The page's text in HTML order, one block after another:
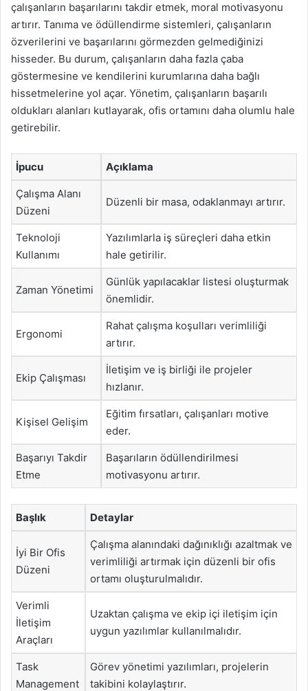
çalışanların başarılarını takdir etmek, moral motivasyonu
artırır. Tanıma ve ödüllendirme sistemleri, çalışanların
özverilerini ve başarılarını görmezden gelmediğinizi
hisseder. Bu durum, çalışanların daha fazla çaba
göstermesine ve kendilerini kurumlarına daha bağlı
hissetmelerine yol açar. Yönetim, çalışanların başarılı
oldukları alanları kutlayarak, ofis ortamını daha olumlu hale
getirebilir.
İpucu Açıklama
Çalışma Alanı
Düzeni
Düzenli bir masa, odaklanmayı artırır.
Teknoloji
Kullanımı
Yazılımlarla iş süreçleri daha etkin
hale getirilir.
Zaman Yönetimi
Günlük yapılacaklar listesi oluşturmak
önemlidir.
Ergonomi
Rahat çalışma koşulları verimliliği
artırır.
Ekip Çalışması
İletişim ve iş birliği ile projeler
hızlanır.
Kişisel Gelişim
Eğitim fırsatları, çalışanları motive
eder.
Başarıyı Takdir
Etme
Başarıların ödüllendirilmesi
motivasyonu artırır.
Başlık Detaylar
İyi Bir Ofis
Düzeni
Çalışma alanındaki dağınıklığı azaltmak ve
verimliliği artırmak için düzenli bir ofis
ortamı oluşturulmalıdır.
Verimli
İletişim
Araçları
Uzaktan çalışma ve ekip içi iletişim için
uygun yazılımlar kullanılmalıdır.
Task
Management
Görev yönetimi yazılımları, projelerin
takibini kolaylaştırır.